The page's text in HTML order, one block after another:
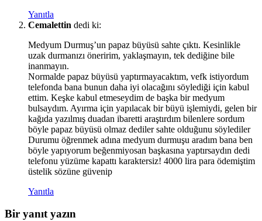
Yanıtla
Cemalettin dedi ki:
Medyum Durmuş’un papaz büyüsü sahte çıktı. Kesinlikle
uzak durmanızı öneririm, yaklaşmayın, tek dediğine bile
inanmayın.
Normalde papaz büyüsü yaptırmayacaktım, vefk istiyordum
telefonda bana bunun daha iyi olacağını söylediği için kabul
ettim. Keşke kabul etmeseydim de başka bir medyum
bulsaydım. Ayırma için yapılacak bir büyü işlemiydi, gelen bir
kağıda yazılmış duadan ibaretti araştırdım bilenlere sordum
böyle papaz büyüsü olmaz dediler sahte olduğunu söylediler
Durumu öğrenmek adına medyum durmuşu aradım bana ben
böyle yapıyorum beğenmiyosan başkasına yaptırsaydın dedi
telefonu yüzüme kapattı karaktersiz! 4000 lira para ödemiştim
üstelik sözüne güvenip
Yanıtla
Bir yanıt yazın